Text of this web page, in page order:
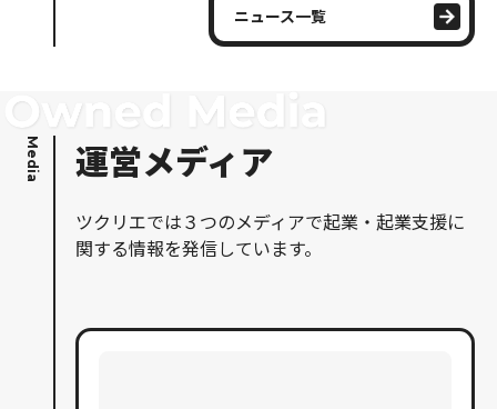
ニュース一覧
Media 運営メディア
ツクリエでは３つのメディアで起業・起業支援に
関する情報を発信しています。